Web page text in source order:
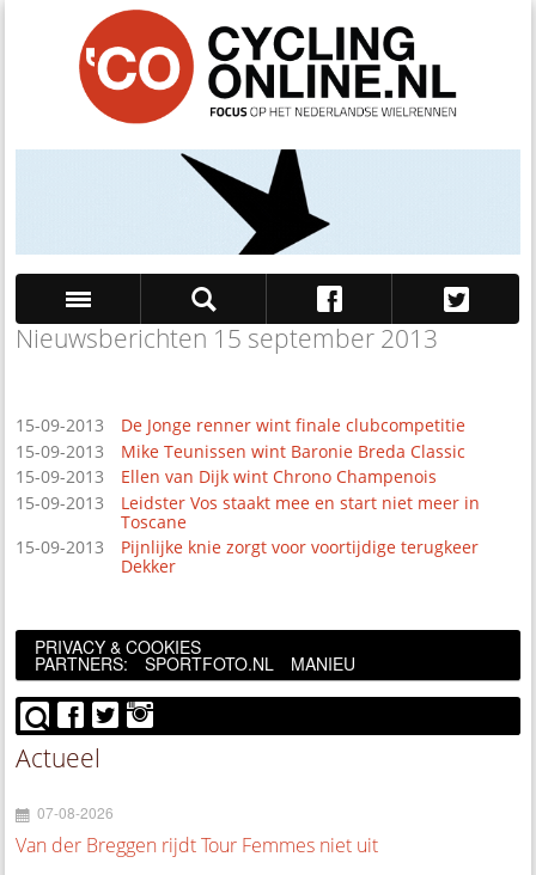
Nieuwsberichten 15 september 2013
15-09-2013
De Jonge renner wint finale clubcompetitie
15-09-2013
Mike Teunissen wint Baronie Breda Classic
15-09-2013
Ellen van Dijk wint Chrono Champenois
15-09-2013
Leidster Vos staakt mee en start niet meer in
Toscane
15-09-2013
Pijnlijke knie zorgt voor voortijdige terugkeer
Dekker
PRIVACY & COOKIES
PARTNERS: SPORTFOTO.NL MANIEU
Actueel
07-08-2026
Van der Breggen rijdt Tour Femmes niet uit